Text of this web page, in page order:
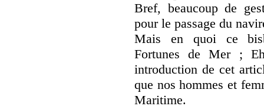
Bref, beaucoup de
pour le passage du
Mais en quoi ce
Fortunes de Mer ;
introduction de cet
que nos hommes et
Maritime.